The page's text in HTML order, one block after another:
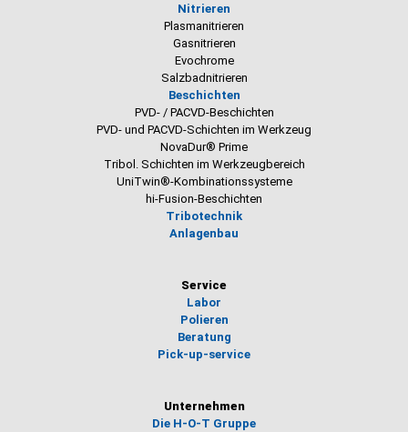
Nitrieren
Plasmanitrieren
Gasnitrieren
Evochrome
Salzbadnitrieren
Beschichten
PVD- / PACVD-Beschichten
PVD- und PACVD-Schichten im Werkzeug
NovaDur® Prime
Tribol. Schichten im Werkzeugbereich
UniTwin®-Kombinationssysteme
hi-Fusion-Beschichten
Tribotechnik
Anlagenbau
Service
Labor
Polieren
Beratung
Pick-up-service
Unternehmen
Die H-O-T Gruppe